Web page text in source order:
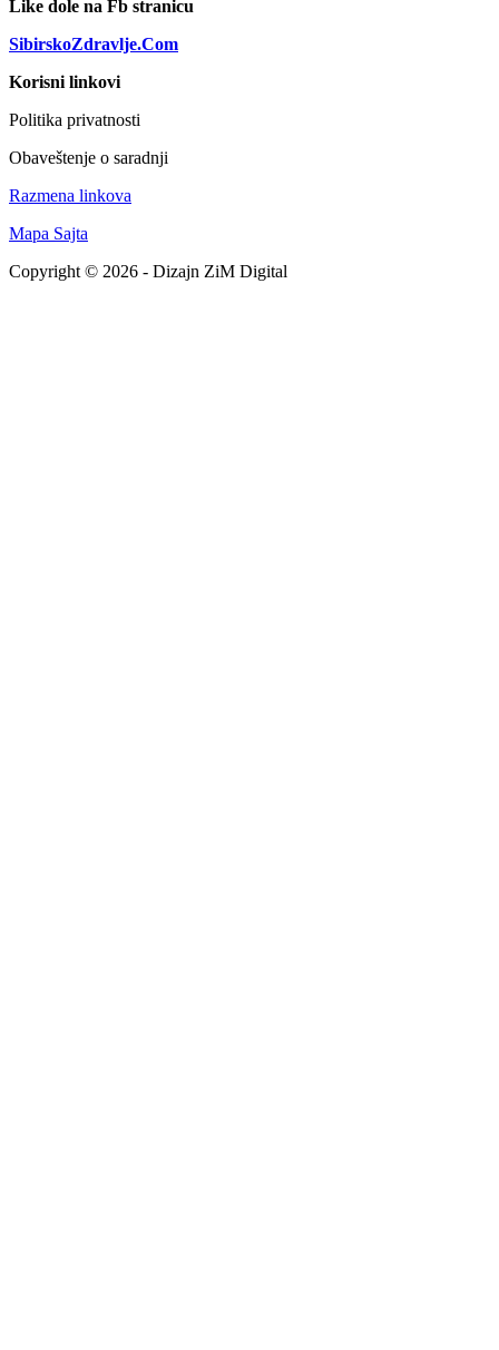
Like dole na Fb stranicu
SibirskoZdravlje.Com
Korisni linkovi
Politika privatnosti
Obaveštenje o saradnji
Razmena linkova
Mapa Sajta
Copyright © 2026 - Dizajn ZiM Digital